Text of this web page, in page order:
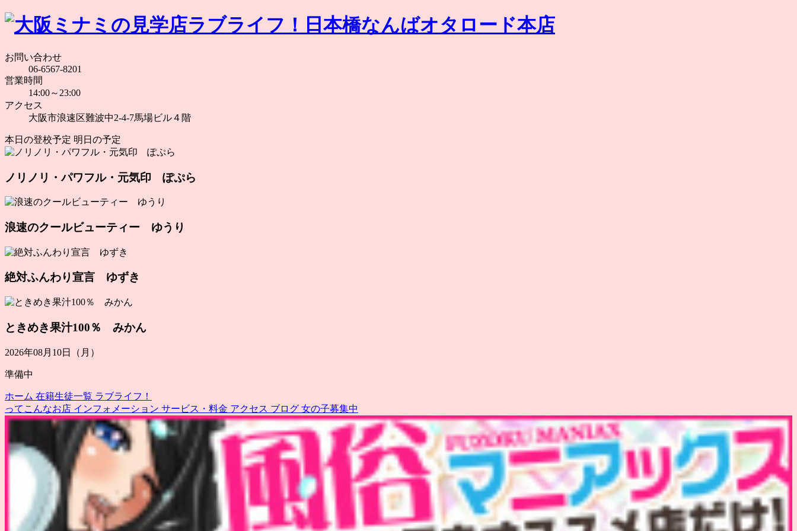
お問い合わせ
06-6567-8201
営業時間
14:00～23:00
アクセス
大阪市浪速区難波中2-4-7馬場ビル４階
本日の登校予定 明日の予定
ノリノリ・パワフル・元気印 ぽぷら
浪速のクールビューティー ゆうり
絶対ふんわり宣言 ゆずき
ときめき果汁100％ みかん
2026年08月10日（月）
準備中
ホーム 在籍生徒一覧 ラブライフ！
ってこんなお店 インフォメーション サービス・料金 アクセス ブログ 女の子募集中